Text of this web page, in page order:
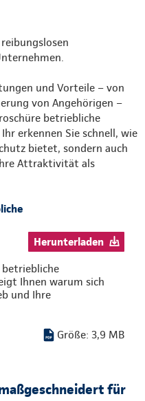
und Vorteile – von
von Angehörigen –
betriebliche
erkennen Sie schnell, wie
bietet, sondern auch
Attraktivität als
Herunterladen
betriebliche
Ihnen warum sich
und Ihre
Größe: 3,9 MB
für